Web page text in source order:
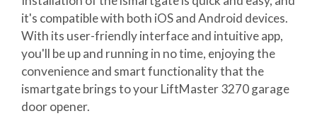
it's compatible with both iOS and Android devices.
With its user-friendly interface and intuitive app,
you'll be up and running in no time, enjoying the
convenience and smart functionality that the
ismartgate brings to your LiftMaster 3270 garage
door opener.